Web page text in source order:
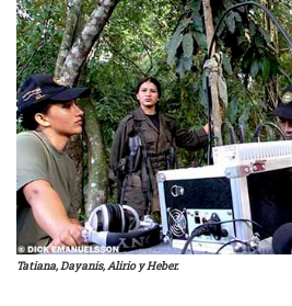
Tatiana, Dayanis, Alirio y Heber.